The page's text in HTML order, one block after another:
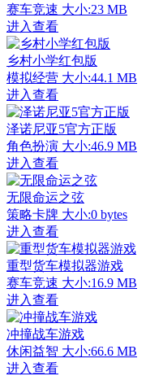
赛车竞速 大小:23 MB
进入查看
乡村小学红包版
模拟经营 大小:44.1 MB
进入查看
泽诺尼亚5官方正版
角色扮演 大小:46.9 MB
进入查看
无限命运之弦
策略卡牌 大小:0 bytes
进入查看
重型货车模拟器游戏
赛车竞速 大小:16.9 MB
进入查看
冲撞战车游戏
休闲益智 大小:66.6 MB
进入查看